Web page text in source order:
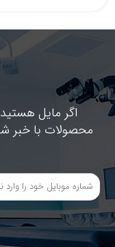
اگر مایل
محصولات با خبر